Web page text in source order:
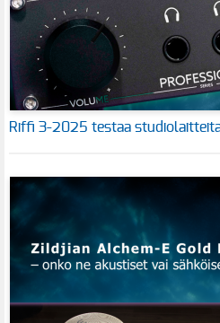
Riffi 3-2025 testaa